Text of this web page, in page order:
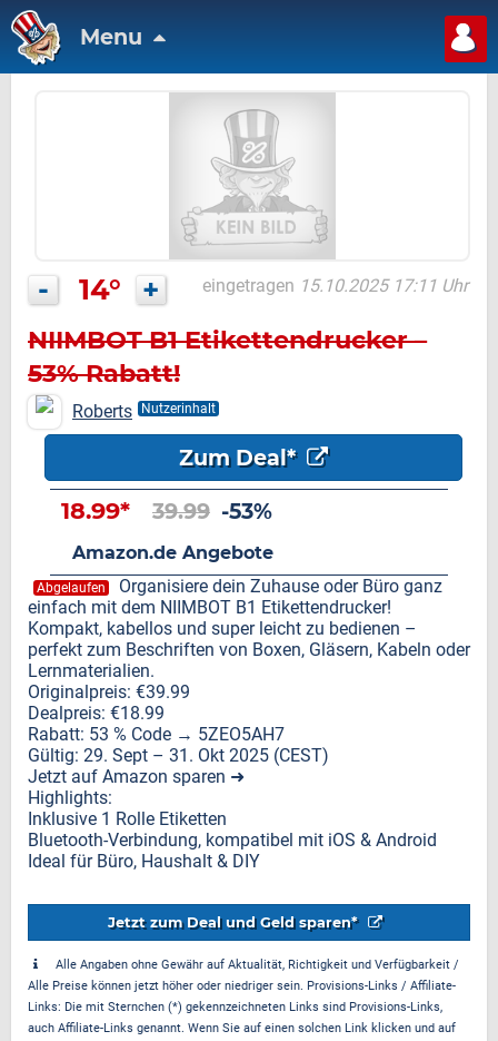
Menu
- 14° + eingetragen 15.10.2025 17:11 Uhr
NIIMBOT B1 Etikettendrucker –
53% Rabatt!
Roberts Nutzerinhalt
Zum Deal*
18.99* 39.99 -53%
Amazon.de Angebote
Abgelaufen
Organisiere dein Zuhause oder Büro ganz
einfach mit dem NIIMBOT B1 Etikettendrucker!
Kompakt, kabellos und super leicht zu bedienen –
perfekt zum Beschriften von Boxen, Gläsern, Kabeln oder
Lernmaterialien.
Originalpreis: €39.99
Dealpreis: €18.99
Rabatt: 53 % Code → 5ZEO5AH7
Gültig: 29. Sept – 31. Okt 2025 (CEST)
Jetzt auf Amazon sparen ➜
Highlights:
Inklusive 1 Rolle Etiketten
Bluetooth-Verbindung, kompatibel mit iOS & Android
Ideal für Büro, Haushalt & DIY
Jetzt zum Deal und Geld sparen*
Alle Angaben ohne Gewähr auf Aktualität, Richtigkeit und Verfügbarkeit /
Alle Preise können jetzt höher oder niedriger sein. Provisions-Links / Affiliate-
Links: Die mit Sternchen (*) gekennzeichneten Links sind Provisions-Links,
auch Affiliate-Links genannt. Wenn Sie auf einen solchen Link klicken und auf